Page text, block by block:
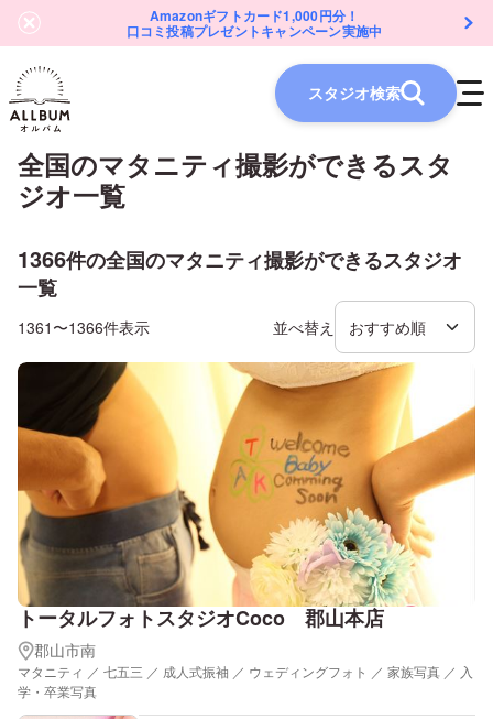
Amazonギフトカード1,000円分！
口コミ投稿プレゼントキャンペーン実施中
スタジオ検索
全国のマタニティ撮影ができるスタ
ジオ一覧
1366件の全国のマタニティ撮影ができるスタジオ
一覧
1361〜1366件表示 並べ替え
トータルフォトスタジオCoco 郡山本店
郡山市南
マタニティ ／ 七五三 ／ 成人式振袖 ／ ウェディングフォト ／ 家族写真 ／ 入
学・卒業写真